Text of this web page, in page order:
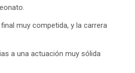
muy competida, y la carrera
a una actuación muy sólida